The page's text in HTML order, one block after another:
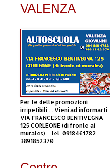
VALENZA
Per te delle promozioni
irripetibili.... Vieni ad informarti.
VIA FRANCESCO BENTIVEGNA
125 CORLEONE (di fronte ai
murales) - tel. 0918461782 -
3891852370